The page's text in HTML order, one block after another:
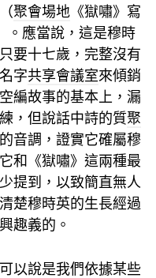
聚會場地 《獄嘯》寫
。應當說，這是穆時
要十七歲，完整沒有
字共享會議室來傾銷
編故事的基本上，漏
，但說話中詩的質聚
音調，證實它確屬穆
和《獄嘯》這兩種最
提到，以致簡直無人
楚穆時英的生長經過
趣義的。
以說是我們依據某些